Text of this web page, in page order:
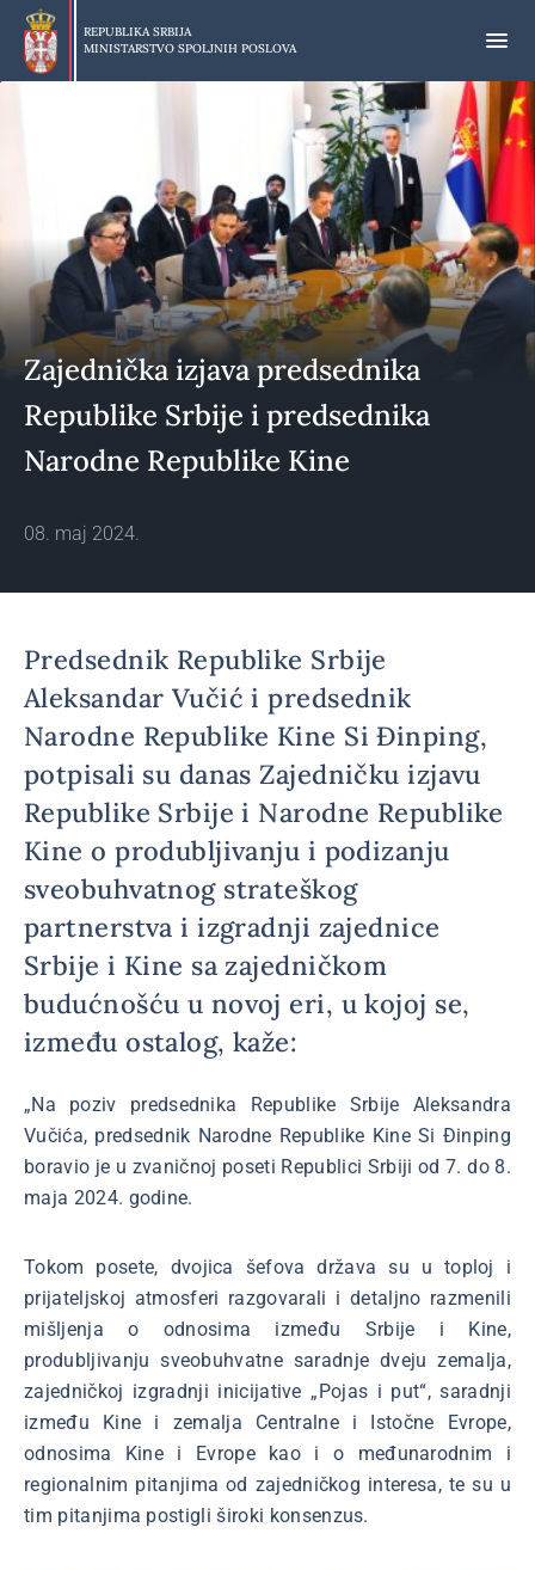
Preskoči
glavni
deo
REPUBLIKA SRBIJA
MINISTARSTVO SPOLJNIH POSLOVA
Zajednička izjava predsednika
Republike Srbije i predsednika
Narodne Republike Kine
08. maj 2024.
Predsednik Republike Srbije
Aleksandar Vučić i predsednik
Narodne Republike Kine Si Đinping,
potpisali su danas Zajedničku izjavu
Republike Srbije i Narodne Republike
Kine o produbljivanju i podizanju
sveobuhvatnog strateškog
partnerstva i izgradnji zajednice
Srbije i Kine sa zajedničkom
budućnošću u novoj eri, u kojoj se,
između ostalog, kaže:
„Na poziv predsednika Republike Srbije Aleksandra
Vučića, predsednik Narodne Republike Kine Si Đinping
boravio je u zvaničnoj poseti Republici Srbiji od 7. do 8.
maja 2024. godine.
Tokom posete, dvojica šefova država su u toploj i
prijateljskoj atmosferi razgovarali i detaljno razmenili
mišljenja o odnosima između Srbije i Kine,
produbljivanju sveobuhvatne saradnje dveju zemalja,
zajedničkoj izgradnji inicijative „Pojas i put“, saradnji
između Kine i zemalja Centralne i Istočne Evrope,
odnosima Kine i Evrope kao i o međunarodnim i
regionalnim pitanjima od zajedničkog interesa, te su u
tim pitanjima postigli široki konsenzus.